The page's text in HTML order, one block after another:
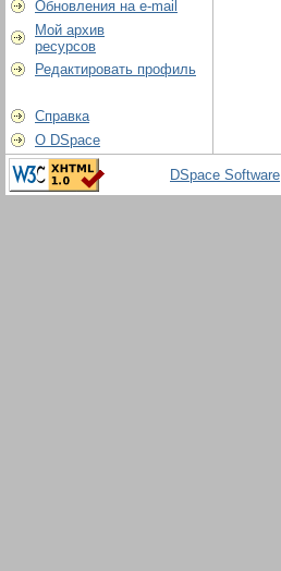
Обновления на e-mail
Мой архив
ресурсов
Редактировать профиль
Справка
О DSpace
DSpace Software